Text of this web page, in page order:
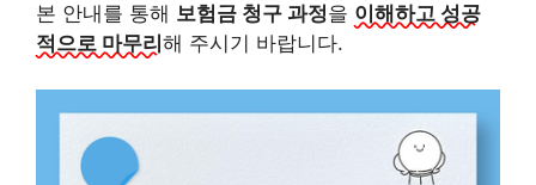
본 안내를 통해 보험금 청구 과정을 이해하고 성공
적으로 마무리 해 주시기 바랍니다.